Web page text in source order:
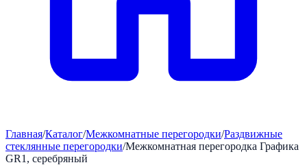
Главная/Каталог/Межкомнатные перегородки/Раздвижные
стеклянные перегородки/Межкомнатная перегородка Графика
GR1, серебряный